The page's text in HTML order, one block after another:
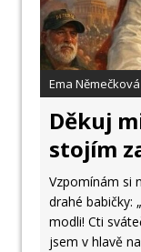
Ema
Děkuj
stojím
Vzpomínám si
drahé babičky:
modli! Cti
jsem v hlavě